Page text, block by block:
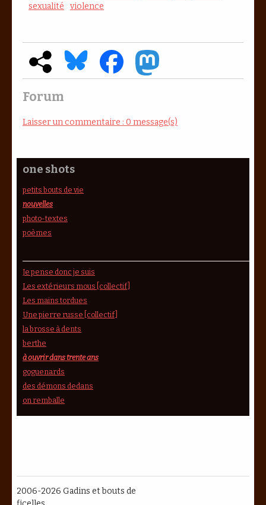
sexualité
violence
Forum
Laisser un commentaire : 0 message(s)
one shots
petits bouts de vie
nouvelles
photo-textes
poèmes
Je pense donc je suis
Les extérieurs mous [collectif]
Les mains tordues
Une pierre russe [collectif]
la brosse à dents
berthe
à ouvrir dans trente ans
goguenards
des démons dedans
on remballe
2006-2026 Gadins et bouts de